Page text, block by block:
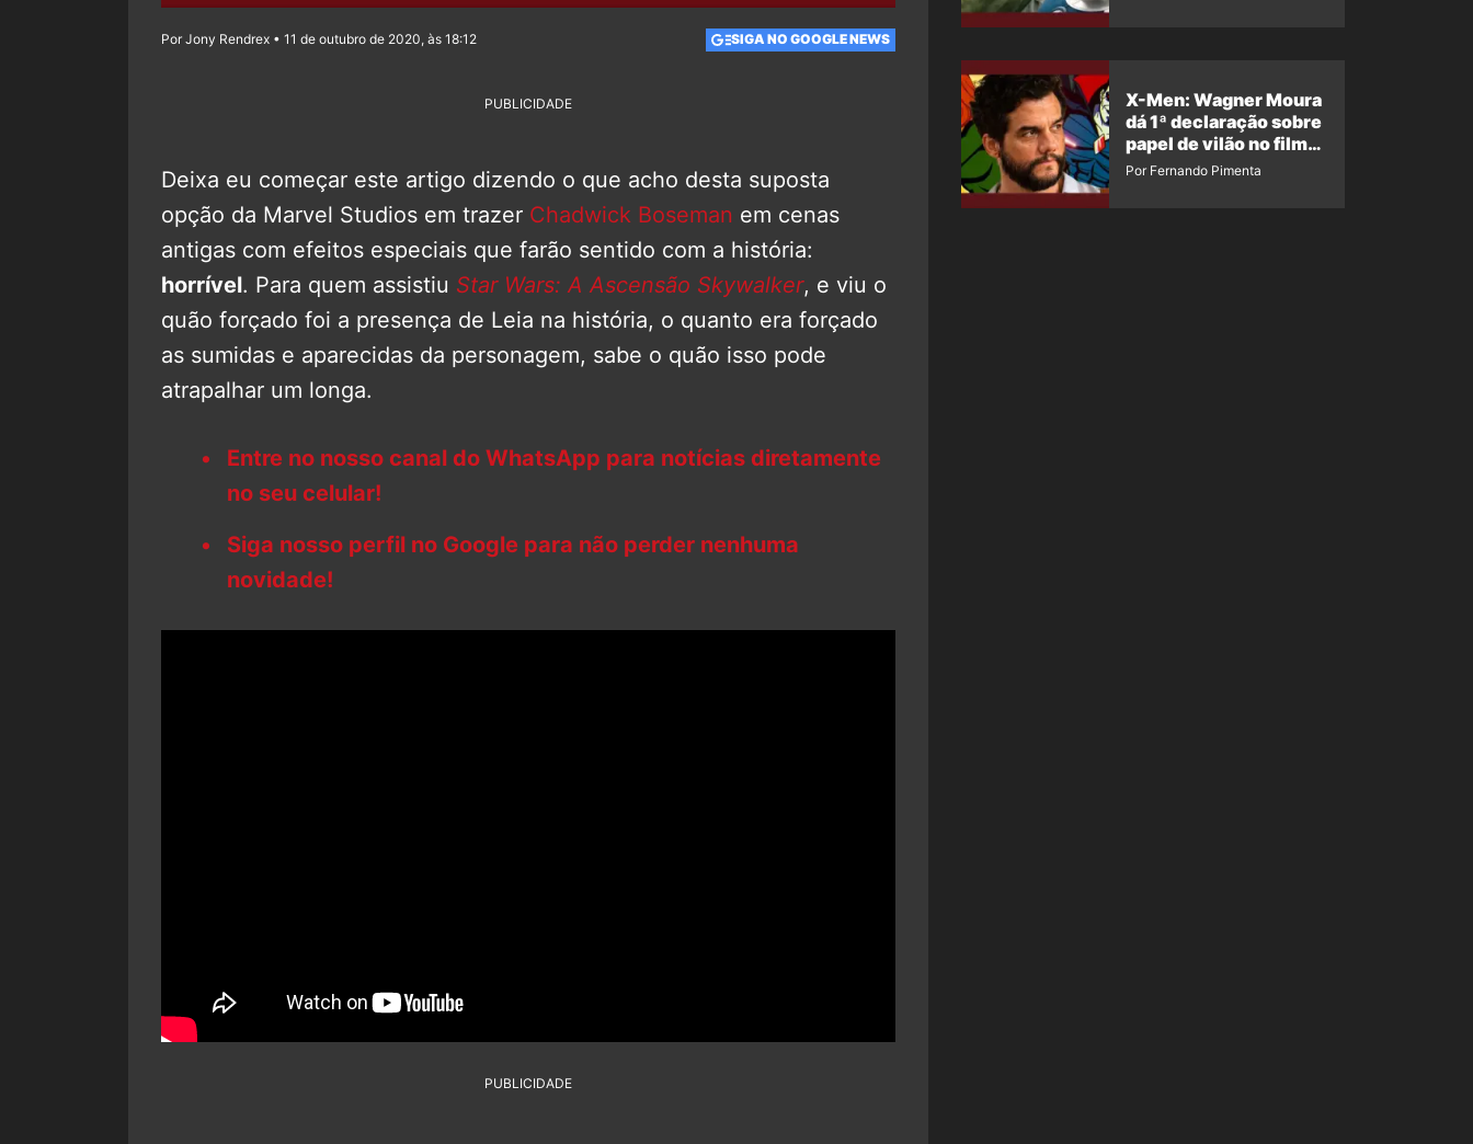
Por Jony Rendrex • 11 de outubro de 2020, às 18:12 SIGA NO GOOGLE NEWS
PUBLICIDADE
Deixa eu começar este artigo dizendo o que acho desta suposta
opção da Marvel Studios em trazer Chadwick Boseman em cenas
antigas com efeitos especiais que farão sentido com a história:
horrível. Para quem assistiu Star Wars: A Ascensão Skywalker, e viu o
quão forçado foi a presença de Leia na história, o quanto era forçado
as sumidas e aparecidas da personagem, sabe o quão isso pode
atrapalhar um longa.
Entre no nosso canal do WhatsApp para notícias diretamente
no seu celular!
Siga nosso perfil no Google para não perder nenhuma
novidade!
PUBLICIDADE
X-Men: Wagner Moura
dá 1ª declaração sobre
papel de vilão no filme
da Marvel
Por Fernando Pimenta